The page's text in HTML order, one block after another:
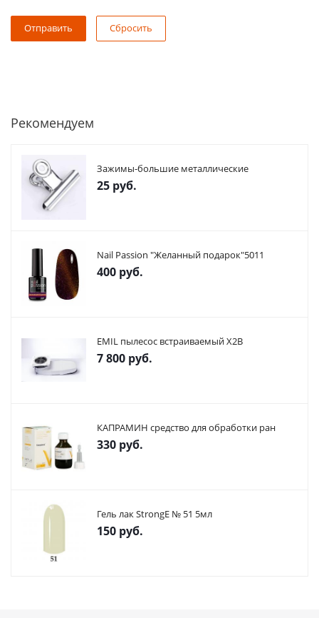
Сбросить
Рекомендуем
Зажимы-большие металлические
25 руб.
Nail Passion "Желанный подарок"5011
400 руб.
EMIL пылесос встраиваемый X2В
7 800 руб.
КАПРАМИН средство для обработки ран
330 руб.
Гель лак StrongE № 51 5мл
150 руб.